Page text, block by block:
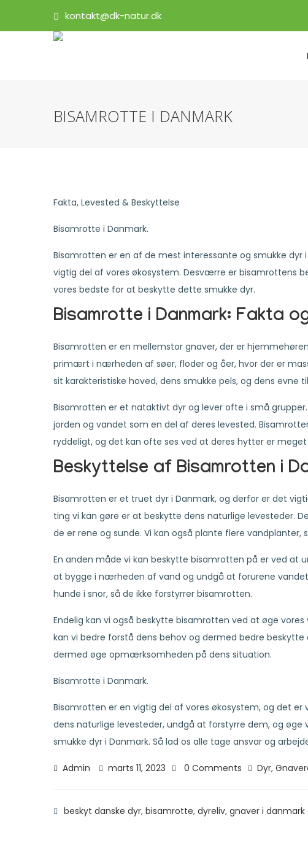
kontakt@dk-natur.dk
BISAMROTTE I DANMARK
Fakta, Levested & Beskyttelse
Bisamrotte i Danmark.
Bisamrotten er en af de mest interessante og smukke
vigtig del af vores økosystem. Desværre er bisamrottens
vores bedste for at beskytte dette smukke dyr.
Bisamrotte i Danmark: Fakta
Bisamrotten er en mellemstor gnaver, der er
primært i nærheden af søer, floder og åer, hvor der er
sit karakteristiske hoved, dens smukke pels, og dens evne
Bisamrotten er et nataktivt dyr og lever ofte i små
jorden og vandet som en del af deres levested.
ryddeligt, og det kan ofte ses ved at deres hytter er
Beskyttelse af Bisamrotten i
Bisamrotten er et truet dyr i Danmark, og derfor er det
ting vi kan gøre er at beskytte dens naturlige levesteder.
de er rene og sunde. Vi kan også plante flere
En anden måde vi kan beskytte bisamrotten på er ved at
at bygge i nærheden af vand og undgå at forurene
hunde i snor, så de ikke forstyrrer bisamrotten.
Endelig kan vi også beskytte bisamrotten ved at øge
kan vi bedre forstå dens behov og dermed bedre
dermed øge opmærksomheden på dens situation.
Bisamrotte i Danmark.
Bisamrotten er en vigtig del af vores økosystem, og det
dens naturlige levesteder, undgå at forstyrre dem, og
smukke dyr i Danmark. Så lad os alle tage ansvar og
Admin marts 11, 2023 Dyr,
0 Comments
beskyt danske dyr, bisamrotte, dyreliv, gnaver i danmark